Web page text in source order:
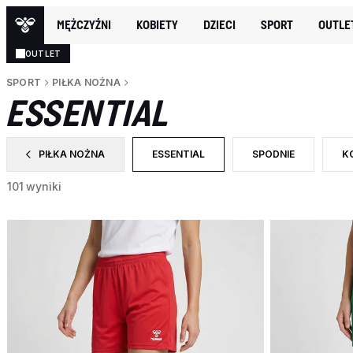
MĘŻCZYŹNI KOBIETY DZIECI SPORT
OUTLET
SPORT PIŁKA NOŻNA
ESSENTIAL
PIŁKA NOŻNA
ZAWĘŹ DO CATEGORY: PIŁKA NOŻNA
ESSENTIALWYBRANY OBECNIE ZAWĘŻONO DO
SPODNIE
ZAWĘŹ DO RODZAJ
101 wyniki